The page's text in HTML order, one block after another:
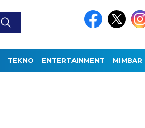
TEKNO ENTERTAINMENT MIMBAR